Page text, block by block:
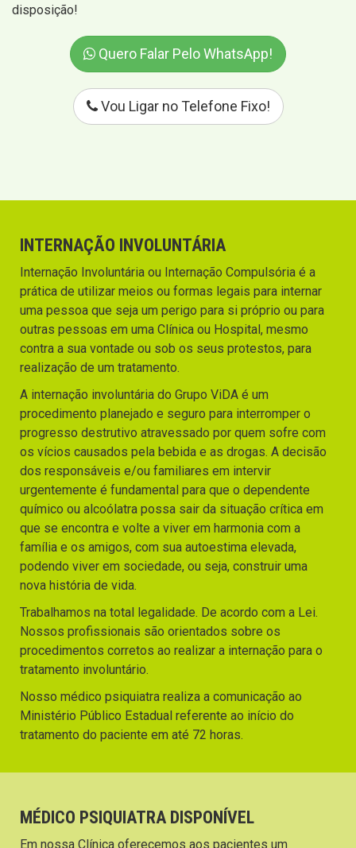
disposição!
Quero Falar Pelo WhatsApp!
Vou Ligar no Telefone Fixo!
INTERNAÇÃO INVOLUNTÁRIA
Internação Involuntária ou Internação Compulsória é a
prática de utilizar meios ou formas legais para internar
uma pessoa que seja um perigo para si próprio ou para
outras pessoas em uma Clínica ou Hospital, mesmo
contra a sua vontade ou sob os seus protestos, para
realização de um tratamento.
A internação involuntária do Grupo ViDA é um
procedimento planejado e seguro para interromper o
progresso destrutivo atravessado por quem sofre com
os vícios causados pela bebida e as drogas. A decisão
dos responsáveis e/ou familiares em intervir
urgentemente é fundamental para que o dependente
químico ou alcoólatra possa sair da situação crítica em
que se encontra e volte a viver em harmonia com a
família e os amigos, com sua autoestima elevada,
podendo viver em sociedade, ou seja, construir uma
nova história de vida.
Trabalhamos na total legalidade. De acordo com a Lei.
Nossos profissionais são orientados sobre os
procedimentos corretos ao realizar a internação para o
tratamento involuntário.
Nosso médico psiquiatra realiza a comunicação ao
Ministério Público Estadual referente ao início do
tratamento do paciente em até 72 horas.
MÉDICO PSIQUIATRA DISPONÍVEL
Em nossa Clínica oferecemos aos pacientes um